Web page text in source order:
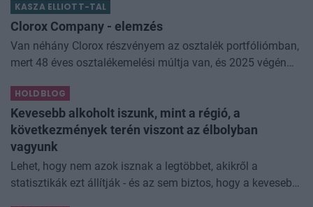
kell rakni. Z
KASZA ELLIOTT-TAL
Clorox Company - elemzés
Van néhány Clorox részvényem az osztalék portfóliómban,
mert 48 éves osztalékemelési múltja van, és 2025 végén
dividend king-et. Azt
HOLDBLOG
Kevesebb alkoholt iszunk, mint a régió, a
következmények terén viszont az élbolyban
vagyunk
Lehet, hogy nem azok isznak a legtöbbet, akikről a
statisztikák ezt állítják - és az sem biztos, hogy a kevesebb